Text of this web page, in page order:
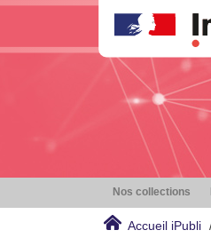
Nos collections
Accueil iPubli